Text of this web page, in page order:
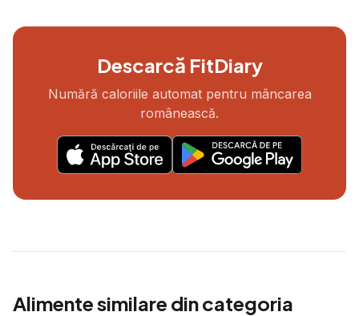
Descarcă FitDiary
Numără caloriile automat pentru mâncarea
românească.
Alimente similare din categoria